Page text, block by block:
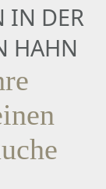
IN DER
HAHN